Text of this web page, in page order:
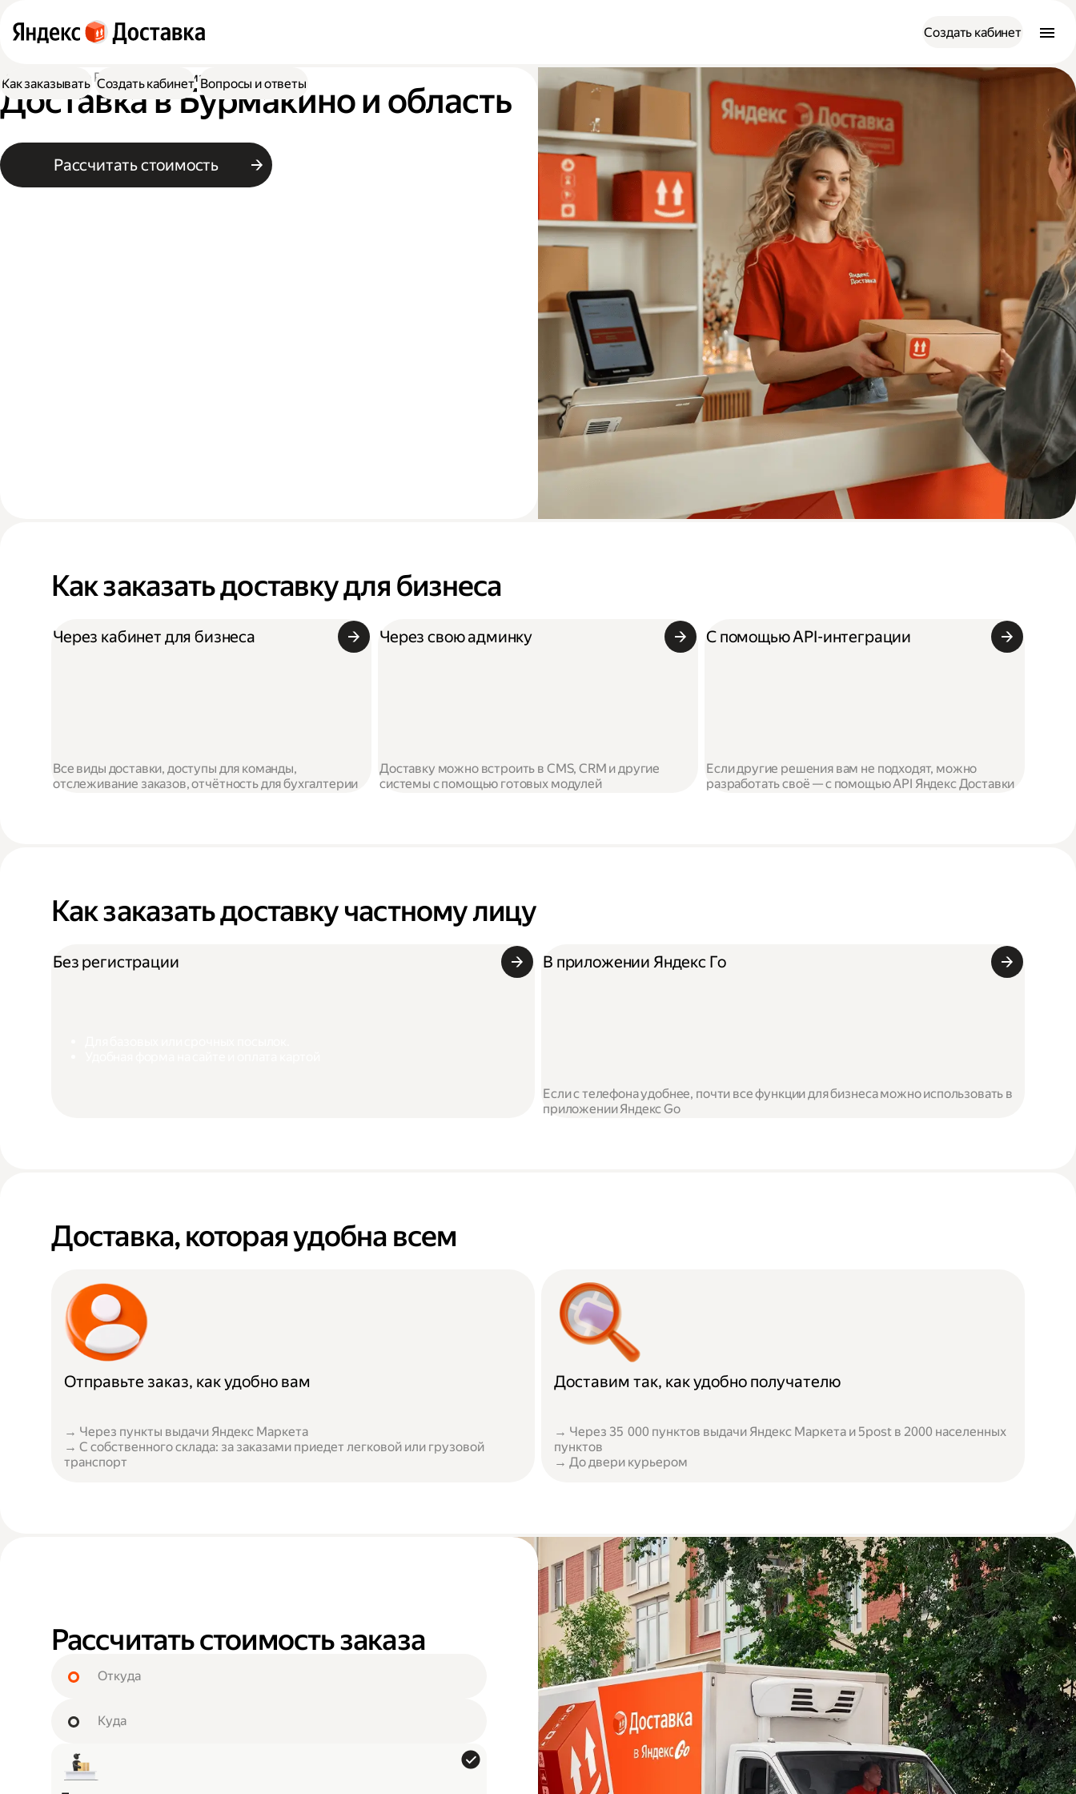
Создать кабинет
Доставка По России В Бурмакино
Доставка в Бурмакино и область
Рассчитать стоимость
Как заказывать Создать кабинет Вопросы и ответы
Как заказать доставку для бизнеса
Через кабинет для бизнеса
Все виды доставки, доступы для команды,
отслеживание заказов, отчётность для бухгалтерии
Через свою админку
Доставку можно встроить в CMS, CRM и другие
системы с помощью готовых модулей
С помощью API-интеграции
Если другие решения вам не подходят, можно
разработать своё — с помощью API Яндекс Доставки
Как заказать доставку частному лицу
Без регистрации В приложении Яндекс Го
Если с телефона удобнее, почти все функции для бизнеса можно использовать в
приложении Яндекс Go
Доставка, которая удобна всем
Отправьте заказ, как удобно вам
→ Через пункты выдачи Яндекс Маркета
→ С собственного склада: за заказами приедет легковой или грузовой
транспорт
Доставим так, как удобно получателю
→ Через 35 000 пунктов выдачи Яндекс Маркета и 5post в 2000 населенных
пунктов
→ До двери курьером
Рассчитать стоимость заказа